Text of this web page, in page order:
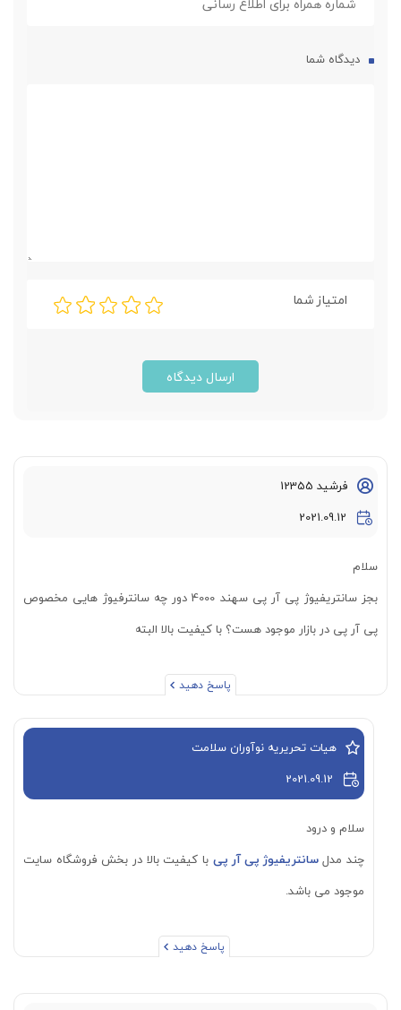
دیدگاه شما
امتیاز شما
ارسال دیدگاه
فرشید 12355
2021.09.12
سلام
بجز سانتریفیوژ پی آر پی سهند 4000 دور چه سانترفیوژ هایی مخصوص
پی آر پی در بازار موجود هست؟ با کیفیت بالا البته
پاسخ دهید
هیات تحریریه نوآوران سلامت
2021.09.12
سلام و درود
چند مدلسانتریفیوژ پی آر پی با کیفیت بالا در بخش فروشگاه سایت
موجود می باشد.
پاسخ دهید